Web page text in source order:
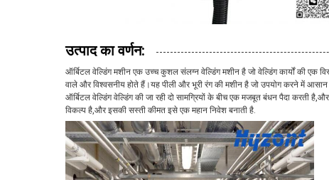
उत्पाद का वर्णन:
ऑर्बिटल वेल्डिंग मशीन एक उच्च कुशल संलग्न वेल्डिंग मशीन है जो वेल्डिंग कार्यों की एक
वाले और विश्वसनीय होते हैं।यह पीली और भूरी रंग की मशीन है जो उपयोग करने में आसान
ऑर्बिटल वेल्डिंग वेल्डिंग की जा रही दो सामग्रियों के बीच एक मजबूत बंधन पैदा करती
विकल्प है,और इसकी सस्ती कीमत इसे एक महान निवेश बनाती है.